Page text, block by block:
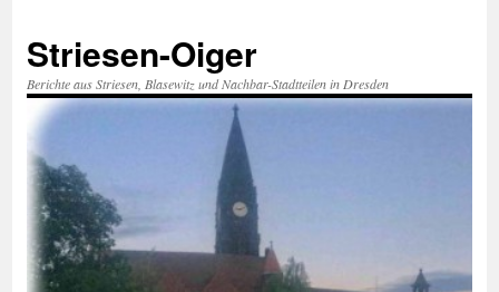
springen
Striesen-Oiger
Berichte aus Striesen, Blasewitz und Nachbar-Stadtteilen in Dresden